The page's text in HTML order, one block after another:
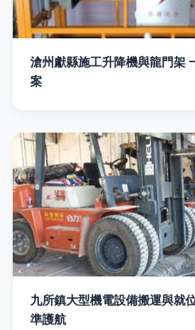
滄州獻縣施工升降機與龍門架
案
九所鎮大型機電設備搬運與就
準護航